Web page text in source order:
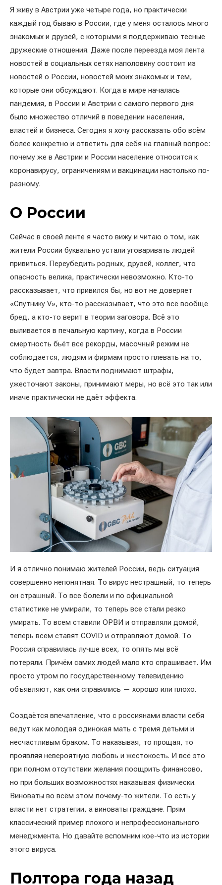
Я живу в Австрии уже четыре года, но практически
каждый год бываю в России, где у меня осталось много
знакомых и друзей, с которыми я поддерживаю тесные
дружеские отношения. Даже после переезда моя лента
новостей в социальных сетях наполовину состоит из
новостей о России, новостей моих знакомых и тем,
которые они обсуждают. Когда в мире началась
пандемия, в России и Австрии с самого первого дня
было множество отличий в поведении населения,
властей и бизнеса. Сегодня я хочу рассказать обо всём
более конкретно и ответить для себя на главный вопрос:
почему же в Австрии и России население относится к
коронавирусу, ограничениям и вакцинации настолько по-
разному.
О России
Сейчас в своей ленте я часто вижу и читаю о том, как
жители России буквально устали уговаривать людей
привиться. Переубедить родных, друзей, коллег, что
опасность велика, практически невозможно. Кто-то
рассказывает, что привился бы, но вот не доверяет
«Спутнику V», кто-то рассказывает, что это всё вообще
бред, а кто-то верит в теории заговора. Всё это
выливается в печальную картину, когда в России
смертность бьёт все рекорды, масочный режим не
соблюдается, людям и фирмам просто плевать на то,
что будет завтра. Власти поднимают штрафы,
ужесточают законы, принимают меры, но всё это так или
иначе практически не даёт эффекта.
И я отлично понимаю жителей России, ведь ситуация
совершенно непонятная. То вирус нестрашный, то теперь
он страшный. То все болели и по официальной
статистике не умирали, то теперь все стали резко
умирать. То всем ставили ОРВИ и отправляли домой,
теперь всем ставят COVID и отправляют домой. То
Россия справилась лучше всех, то опять мы всё
потеряли. Причём самих людей мало кто спрашивает. Им
просто утром по государственному телевидению
объявляют, как они справились — хорошо или плохо.
Создаётся впечатление, что с россиянами власти себя
ведут как молодая одинокая мать с тремя детьми и
несчастливым браком. То наказывая, то прощая, то
проявляя невероятную любовь и жестокость. И всё это
при полном отсутствии желания поощрить финансово,
но при больших возможностях наказывая физически.
Виноваты во всём этом почему-то жители. То есть у
власти нет стратегии, а виноваты граждане. Прям
классический пример плохого и непрофессионального
менеджмента. Но давайте вспомним кое-что из истории
этого вируса.
Полтора года назад